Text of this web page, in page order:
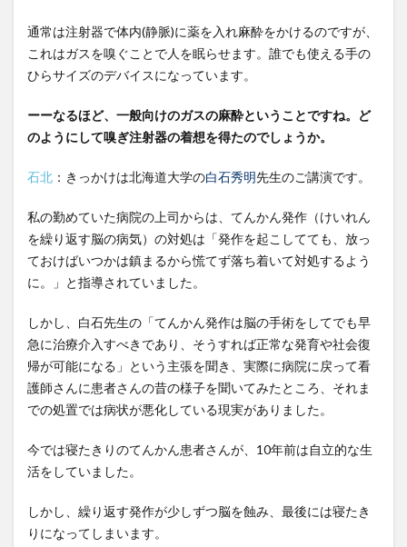
を切
く嗅
ぎ注
の仕
組み
は？
3
嗅ぎ
注射
器が
もた
価値
と実
現す
る未
家
族・
の応
援を
通常は注射器で体内(静脈)に薬を入れ麻酔をかけるのですが、
これはガスを嗅ぐことで人を眠らせます。誰でも使える手の
ひらサイズのデバイスになっています。
ーーなるほど、一般向けのガスの麻酔ということですね。ど
のようにして嗅ぎ注射器の着想を得たのでしょうか。
石北 ：きっかけは北海道大学の白石秀明先生のご講演です。
私の勤めていた病院の上司からは、てんかん発作（けいれん
を繰り返す脳の病気）の対処は「発作を起こしてても、放っ
ておけばいつかは鎮まるから慌てず落ち着いて対処するよう
に。」と指導されていました。
しかし、白石先生の「てんかん発作は脳の手術をしてでも早
急に治療介入すべきであり、そうすれば正常な発育や社会復
帰が可能になる」という主張を聞き、実際に病院に戻って看
護師さんに患者さんの昔の様子を聞いてみたところ、それま
での処置では病状が悪化している現実がありました。
今では寝たきりのてんかん患者さんが、10年前は自立的な生
活をしていました。
しかし、繰り返す発作が少しずつ脳を蝕み、最後には寝たき
りになってしまいます。